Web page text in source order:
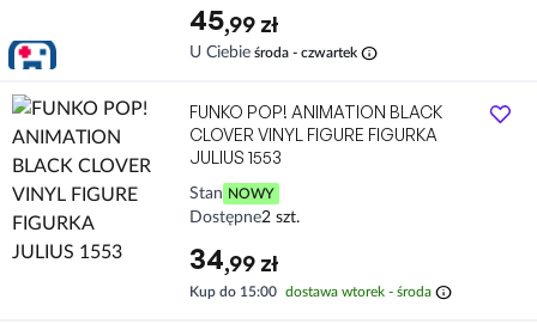
45,99 zł
U Ciebie środa - czwartek info
FUNKO POP! ANIMATION BLACK
CLOVER VINYL FIGURE FIGURKA
JULIUS 1553
Stan NOWY
Dostępne2 szt.
34,99 zł
Kup do 15:00 dostawa wtorek - środa info